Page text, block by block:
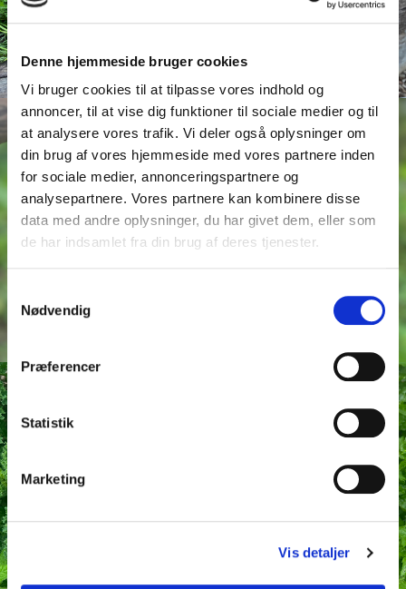
Denne hjemmeside bruger cookies
Vi bruger cookies til at tilpasse vores indhold og
annoncer, til at vise dig funktioner til sociale medier og til
at analysere vores trafik. Vi deler også oplysninger om
din brug af vores hjemmeside med vores partnere inden
for sociale medier, annonceringspartnere og
analysepartnere. Vores partnere kan kombinere disse
data med andre oplysninger, du har givet dem, eller som
de har indsamlet fra din brug af deres tjenester.
Nødvendig
Præferencer
Statistik
Marketing
Vis detaljer